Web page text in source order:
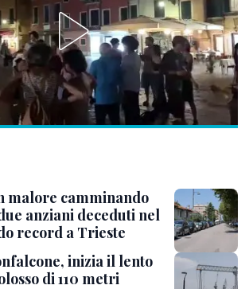
malore camminando
anziani deceduti nel
record a Trieste
inizia il lento
di 110 metri